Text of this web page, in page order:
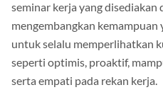
seminar kerja yang
mengembangkan kemampuan
untuk selalu memperlihatkan
seperti optimis, proaktif,
serta empati pada rekan kerja.